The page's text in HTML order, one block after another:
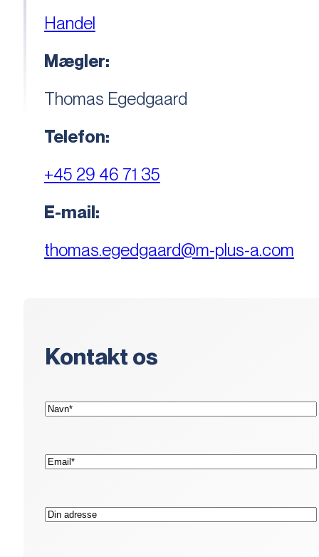
Handel
Mægler:
Thomas Egedgaard
Telefon:
+45 29 46 71 35
E-mail:
thomas.egedgaard@m-plus-a.com
Kontakt os
Navn*
E-
mail*
Adresse